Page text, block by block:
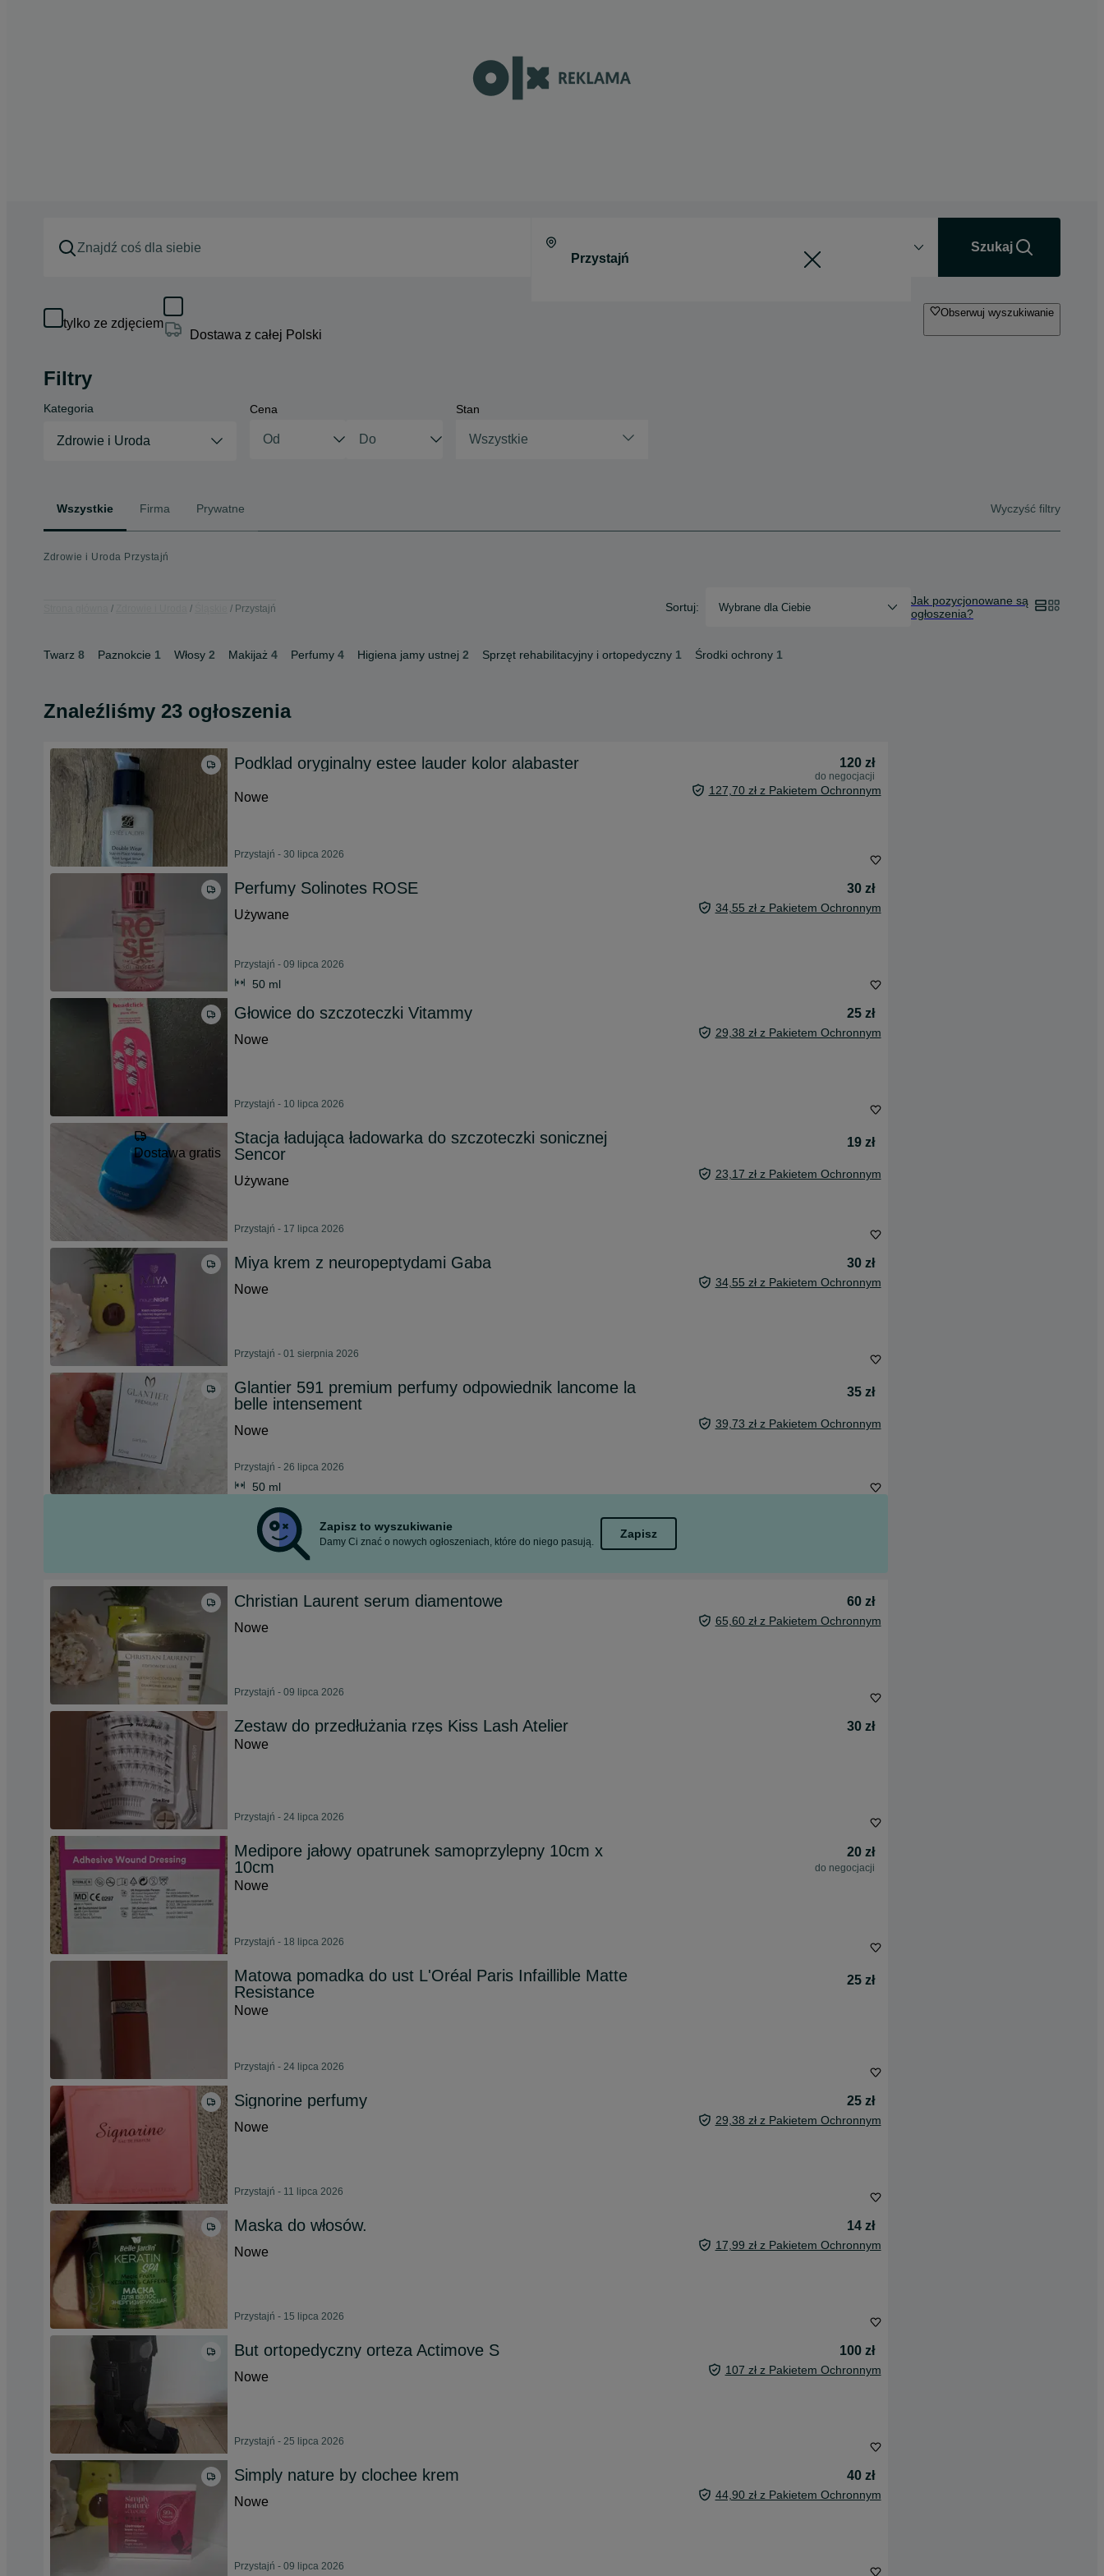
Szukaj
tylko ze zdjęciem
Dostawa z całej Polski
Obserwuj wyszukiwanie
Filtry
Kategoria
Zdrowie i Uroda
Cena Stan
Wszystkie
Wszystkie Firma Prywatne Wyczyść filtry
Zdrowie i Uroda Przystajń
Przystajń Sortuj: Wybrane dla Ciebie
Jak pozycjonowane są
ogłoszenia?
Twarz 8 Paznokcie 1 Włosy 2 Makijaż 4 Perfumy 4 Higiena jamy ustnej 2 Sprzęt rehabilitacyjny i ortopedyczny 1 Środki ochrony 1
Znaleźliśmy 23 ogłoszenia
Podklad oryginalny estee lauder kolor alabaster 120 zł
do negocjacji
Nowe 127,70 zł z Pakietem Ochronnym
Przystajń - 30 lipca 2026
Perfumy Solinotes ROSE
30 zł
Używane
34,55 zł z Pakietem Ochronnym
Przystajń - 09 lipca 2026
50 ml
Głowice do szczoteczki Vitammy
25 zł
Nowe
29,38 zł z Pakietem Ochronnym
Przystajń - 10 lipca 2026
Dostawa gratis
Stacja ładująca ładowarka do szczoteczki sonicznej
Sencor
19 zł
Używane 23,17 zł z Pakietem Ochronnym
Przystajń - 17 lipca 2026
Miya krem z neuropeptydami Gaba
30 zł
Nowe
34,55 zł z Pakietem Ochronnym
Przystajń - 01 sierpnia 2026
Glantier 591 premium perfumy odpowiednik lancome la
belle intensement
35 zł
Nowe 39,73 zł z Pakietem Ochronnym
Przystajń - 26 lipca 2026
50 ml
Zapisz to wyszukiwanie
Damy Ci znać o nowych ogłoszeniach, które do niego pasują.
Zapisz
Christian Laurent serum diamentowe
60 zł
Nowe
65,60 zł z Pakietem Ochronnym
Przystajń - 09 lipca 2026
Zestaw do przedłużania rzęs Kiss Lash Atelier
30 zł
Nowe
Przystajń - 24 lipca 2026
Medipore jałowy opatrunek samoprzylepny 10cm x
10cm
20 zł
do negocjacji
Nowe
Przystajń - 18 lipca 2026
Matowa pomadka do ust L'Oréal Paris Infaillible Matte
Resistance
25 zł
Nowe
Przystajń - 24 lipca 2026
Signorine perfumy
25 zł
Nowe
29,38 zł z Pakietem Ochronnym
Przystajń - 11 lipca 2026
Maska do włosów.
14 zł
Nowe
17,99 zł z Pakietem Ochronnym
Przystajń - 15 lipca 2026
But ortopedyczny orteza Actimove S
100 zł
Nowe
107 zł z Pakietem Ochronnym
Przystajń - 25 lipca 2026
Simply nature by clochee krem
40 zł
Nowe
44,90 zł z Pakietem Ochronnym
Przystajń - 09 lipca 2026